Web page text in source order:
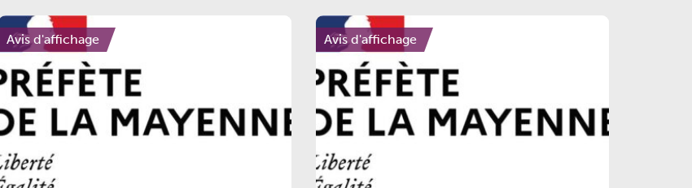
Avis d'affichage Avis d'affichage